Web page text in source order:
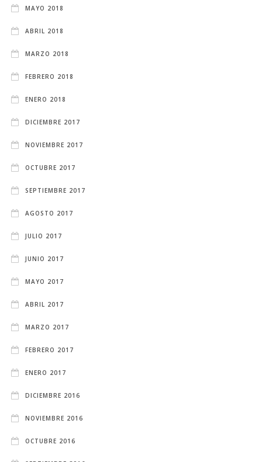
MAYO 2018
ABRIL 2018
MARZO 2018
FEBRERO 2018
ENERO 2018
DICIEMBRE 2017
NOVIEMBRE 2017
OCTUBRE 2017
SEPTIEMBRE 2017
AGOSTO 2017
JULIO 2017
JUNIO 2017
MAYO 2017
ABRIL 2017
MARZO 2017
FEBRERO 2017
ENERO 2017
DICIEMBRE 2016
NOVIEMBRE 2016
OCTUBRE 2016